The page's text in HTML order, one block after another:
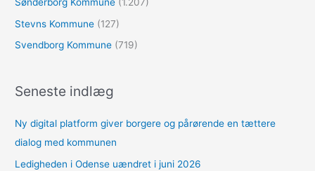
Sønderborg Kommune (1.207)
Stevns Kommune (127)
Svendborg Kommune (719)
Seneste indlæg
Ny digital platform giver borgere og pårørende en tættere
dialog med kommunen
Ledigheden i Odense uændret i juni 2026